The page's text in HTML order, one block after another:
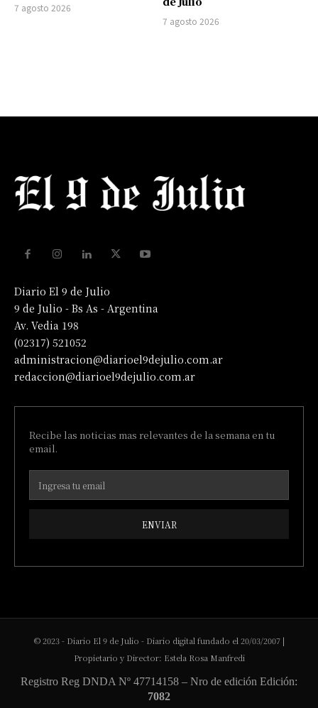
7 agosto 2026
7 agosto 2026
Diario El 9 de Julio
9 de Julio - Bs As - Argentina
Av. Vedia 198
(02317) 521052
administracion@diarioel9dejulio.com.ar
redaccion@diarioel9dejulio.com.ar
Recibe las noticias mas relevantes de la semana en tu
email.
ENVIAR
© 2023 - Diario El 9 de Julio - Diario digital fundado el 20/03/2007 |
Propietario y Director: Estela Rosa Manfredi
Registro Reg DNDA Nº 47714158 – Nro de edición Edición:
7082